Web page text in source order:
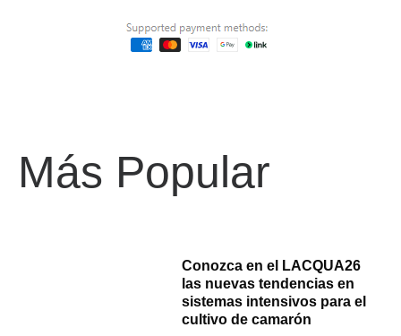
Más Popular
Conozca en el LACQUA26
las nuevas tendencias en
sistemas intensivos para el
cultivo de camarón